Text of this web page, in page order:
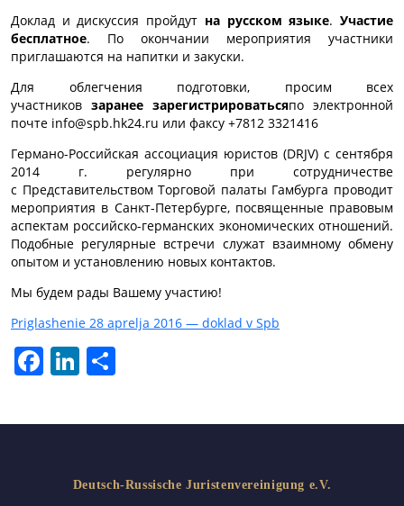
Доклад и дискуссия пройдут на русском языке.Участие
бесплатное. По окончании мероприятия участники
приглашаются на напитки и закуски.
Для облегчения подготовки, просим всех
участников заранее зарегистрироватьсяпо электронной
почте info@spb.hk24.ru или факсу +7812 3321416
Германо-Российская ассоциация юристов (DRJV) с сентября
2014 г. регулярно при сотрудничестве
с Представительством Торговой палаты Гамбурга проводит
мероприятия в Санкт-Петербурге, посвященные правовым
аспектам российско-германских экономических отношений.
Подобные регулярные встречи служат взаимному обмену
опытом и установлению новых контактов.
Мы будем рады Вашему участию!
Priglashenie 28 aprelja 2016 — doklad v Spb
FacebookLinkedIn
Deutsch-Russische Juristenvereinigung e.V.